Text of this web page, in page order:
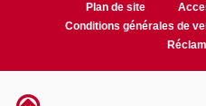
Plan de site
Conditions générales de